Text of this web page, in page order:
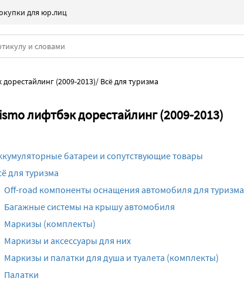
для юр.лиц
(2009-2013)/ Всё для туризма
лифтбэк дорестайлинг (2009-2013)
батареи и сопутствующие товары
для туризма
Off-road компоненты оснащения автомобиля для туризма
Багажные системы на крышу автомобиля
Маркизы (комплекты)
Маркизы и аксессуары для них
Маркизы и палатки для душа и туалета (комплекты)
Палатки